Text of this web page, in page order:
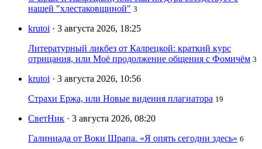
нашей "хлестаковщиной" 3
krutoi · 3 августа 2026, 18:25
Литературный ликбез от Калрецкой: краткий курс
отрицания, или Моё продолжение общения с Фомичём 3
krutoi · 3 августа 2026, 10:56
Страхи Ержа, или Новые видения плагиатора 19
СветНик · 3 августа 2026, 08:20
Галиниада от Воки Шрапа. «Я опять сегодни здесь» 6